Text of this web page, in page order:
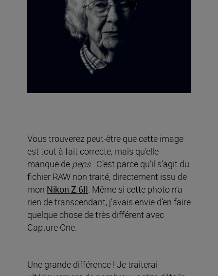
Vous trouverez peut-être que cette image
est tout à fait correcte, mais qu’elle
manque de peps…C’est parce qu’il s’agit du
fichier RAW non traité, directement issu de
mon Nikon Z 6II. Même si cette photo n’a
rien de transcendant, j’avais envie d’en faire
quelque chose de très différent avec
Capture One.
Une grande différence ! Je traiterai